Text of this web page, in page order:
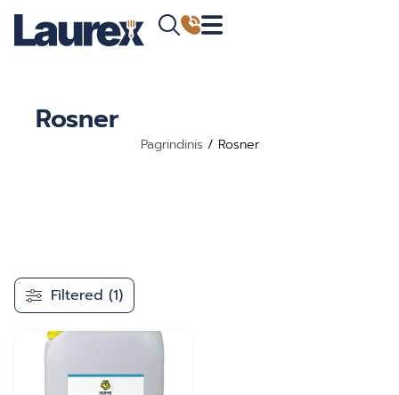
Rosner
Pagrindinis / Rosner
Filtered (1)